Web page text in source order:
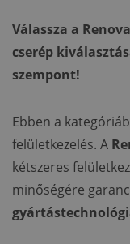
Válassza a
cserép
szempont!
Ebben a
felületkezelés. A
kétszeres
minőségére